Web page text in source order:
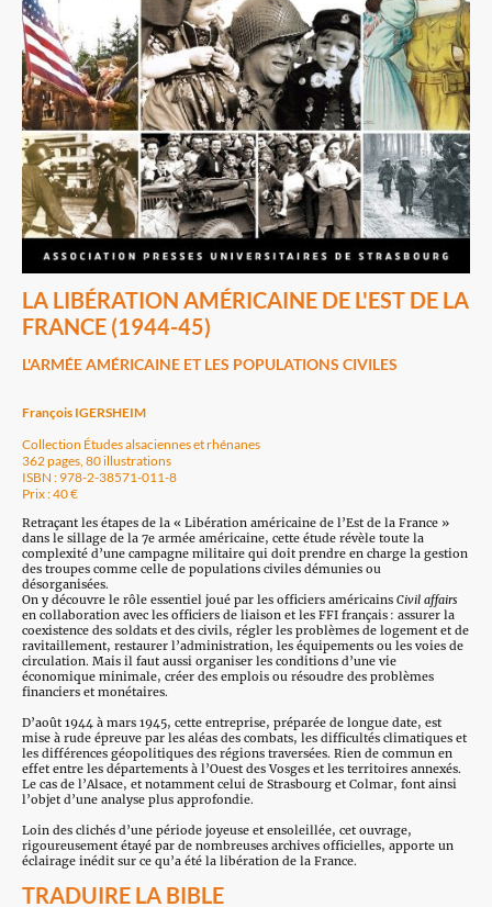
LA LIBÉRATION AMÉRICAINE DE L'EST DE LA
FRANCE (1944-45)
L'ARMÉE AMÉRICAINE ET LES POPULATIONS CIVILES
François IGERSHEIM
Collection Études alsaciennes et rhénanes
362 pages, 80 illustrations
ISBN : 978-2-38571-011-8
Prix : 40 €
Retraçant les étapes de la « Libération américaine de l’Est de la France »
dans le sillage de la 7e armée américaine, cette étude révèle toute la
complexité d’une campagne militaire qui doit prendre en charge la gestion
des troupes comme celle de populations civiles démunies ou
désorganisées.
On y découvre le rôle essentiel joué par les officiers américains Civil affairs
en collaboration avec les officiers de liaison et les FFI français : assurer la
coexistence des soldats et des civils, régler les problèmes de logement et de
ravitaillement, restaurer l’administration, les équipements ou les voies de
circulation. Mais il faut aussi organiser les conditions d’une vie
économique minimale, créer des emplois ou résoudre des problèmes
financiers et monétaires.
D’août 1944 à mars 1945, cette entreprise, préparée de longue date, est
mise à rude épreuve par les aléas des combats, les difficultés climatiques et
les différences géopolitiques des régions traversées. Rien de commun en
effet entre les départements à l’Ouest des Vosges et les territoires annexés.
Le cas de l’Alsace, et notamment celui de Strasbourg et Colmar, font ainsi
l’objet d’une analyse plus approfondie.
Loin des clichés d’une période joyeuse et ensoleillée, cet ouvrage,
rigoureusement étayé par de nombreuses archives officielles, apporte un
éclairage inédit sur ce qu’a été la libération de la France.
TRADUIRE LA BIBLE